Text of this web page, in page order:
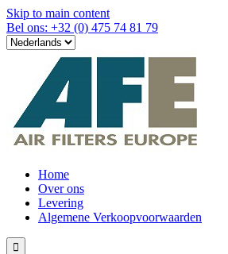
Skip to main content
Bel ons: +32 (0) 475 74 81 79
Home
Over ons
Levering
Algemene Verkoopvoorwaarden
